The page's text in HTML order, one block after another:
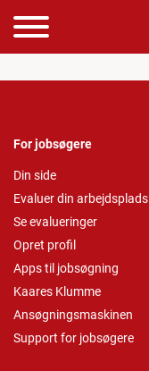
For jobsøgere
Din side
Evaluer din arbejdsplads
Se evalueringer
Opret profil
Apps til jobsøgning
Kaares Klumme
Ansøgningsmaskinen
Support for jobsøgere